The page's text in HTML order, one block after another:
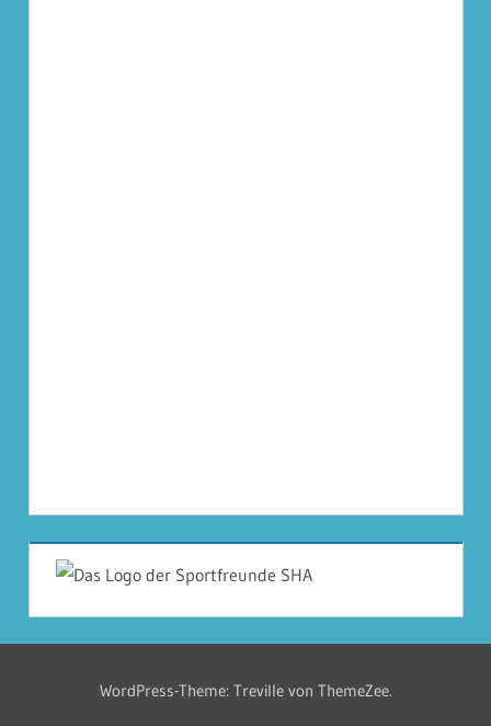
WordPress-Theme: Treville von ThemeZee.